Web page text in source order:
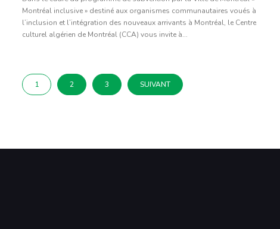
Montréal inclusive » destiné aux organismes communautaires voués à
l’inclusion et l’intégration des nouveaux arrivants à Montréal, le Centre
culturel algérien de Montréal (CCA) vous invite à...
1 2 3 SUIVANT